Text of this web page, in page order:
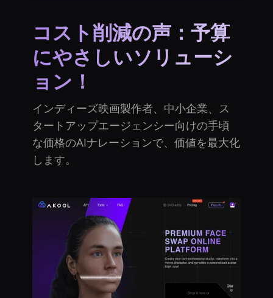
コスト削減の声：予算
にやさしいソリューシ
ョン！
インディーズ映画製作者、中小企業、ス
タートアップエージェンシー向けの手頃
な価格のAIナレーションで、価値を最大化
します。